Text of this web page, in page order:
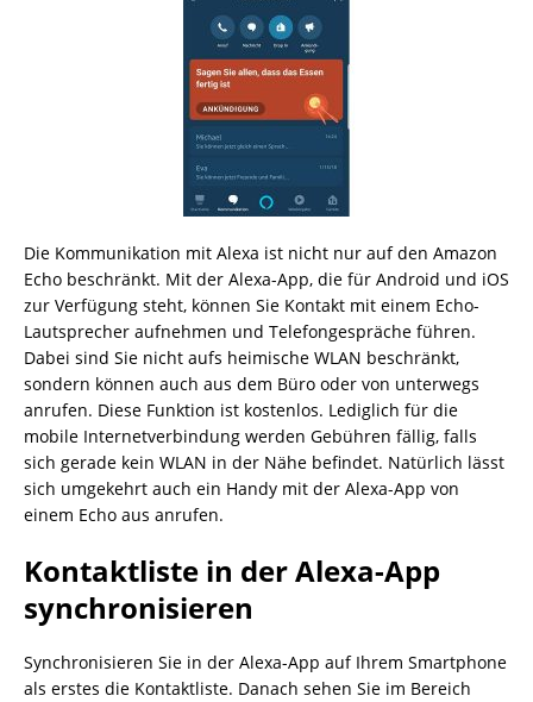
Die Kommunikation mit Alexa ist nicht nur auf den Amazon
Echo beschränkt. Mit der Alexa-App, die für Android und iOS
zur Verfügung steht, können Sie Kontakt mit einem Echo-
Lautsprecher aufnehmen und Telefongespräche führen.
Dabei sind Sie nicht aufs heimische WLAN beschränkt,
sondern können auch aus dem Büro oder von unterwegs
anrufen. Diese Funktion ist kostenlos. Lediglich für die
mobile Internetverbindung werden Gebühren fällig, falls
sich gerade kein WLAN in der Nähe befindet. Natürlich lässt
sich umgekehrt auch ein Handy mit der Alexa-App von
einem Echo aus anrufen.
Kontaktliste in der Alexa-App
synchronisieren
Synchronisieren Sie in der Alexa-App auf Ihrem Smartphone
als erstes die Kontaktliste. Danach sehen Sie im Bereich